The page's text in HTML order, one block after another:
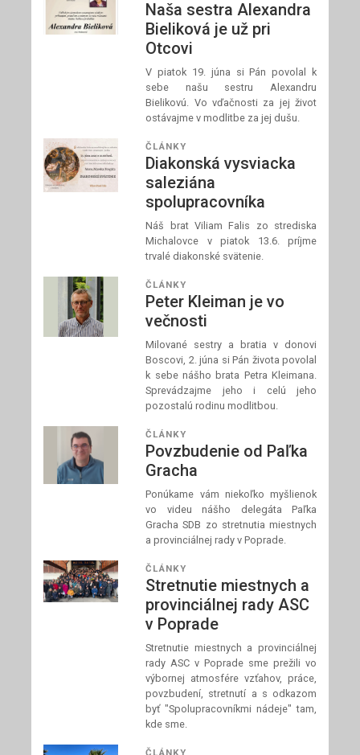
Naša sestra Alexandra
Bieliková je už pri
Otcovi
V piatok 19. júna si Pán povolal k
sebe našu sestru Alexandru
Bielikovú. Vo vďačnosti za jej život
ostávajme v modlitbe za jej dušu.
ČLÁNKY
Diakonská vysviacka
saleziána
spolupracovníka
Náš brat Viliam Falis zo strediska
Michalovce v piatok 13.6. príjme
trvalé diakonské svätenie.
ČLÁNKY
Peter Kleiman je vo
večnosti
Milované sestry a bratia v donovi
Boscovi, 2. júna si Pán života povolal
k sebe nášho brata Petra Kleimana.
Sprevádzajme jeho i celú jeho
pozostalú rodinu modlitbou.
ČLÁNKY
Povzbudenie od Paľka
Gracha
Ponúkame vám niekoľko myšlienok
vo videu nášho delegáta Paľka
Gracha SDB zo stretnutia miestnych
a provinciálnej rady v Poprade.
ČLÁNKY
Stretnutie miestnych a
provinciálnej rady ASC
v Poprade
Stretnutie miestnych a provinciálnej
rady ASC v Poprade sme prežili vo
výbornej atmosfére vzťahov, práce,
povzbudení, stretnutí a s odkazom
byť "Spolupracovníkmi nádeje" tam,
kde sme.
ČLÁNKY